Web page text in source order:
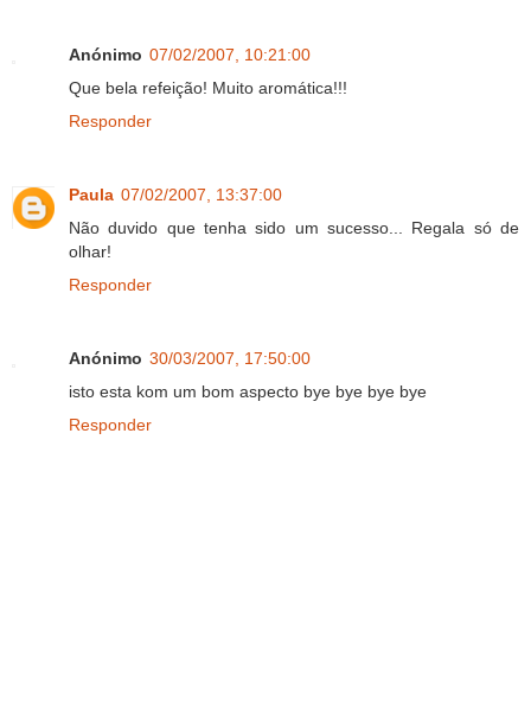
Anónimo 07/02/2007, 10:21:00
Que bela refeição! Muito aromática!!!
Responder
Paula 07/02/2007, 13:37:00
Não duvido que tenha sido um sucesso... Regala só de
olhar!
Responder
Anónimo 30/03/2007, 17:50:00
isto esta kom um bom aspecto bye bye bye bye
Responder